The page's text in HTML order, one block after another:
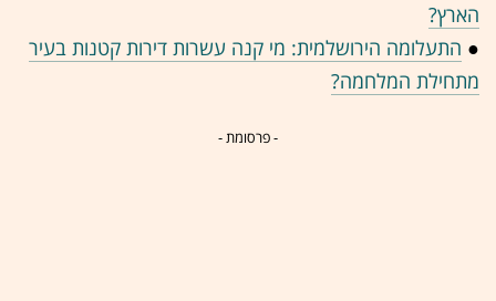
הארץ?
● התעלומה הירושלמית: מי קנה עשרות דירות קטנות בעיר
מתחילת המלחמה?
- פרסומת -